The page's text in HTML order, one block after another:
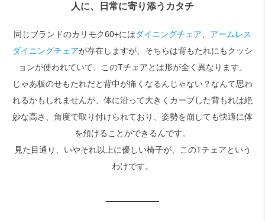
人に、日常に寄り添うカタチ
同じブランドのカリモク60+にはダイニングチェア
アームレス
ダイニングチェアが存在しますが、そちらは背もたれにもクッシ
ョンが使われていて、このTチェアとは形が全く異なります。
じゃあ板のせもたれだと背中が痛くなるんじゃない？なんて思わ
れるかもしれませんが、体に沿って大きくカーブした背もれは絶
妙な高さ、角度で取り付けられており、姿勢を崩しても快適に体
を預けることができるんです。
見た目通り、いやそれ以上に優しい椅子が、このTチェアという
わけです。